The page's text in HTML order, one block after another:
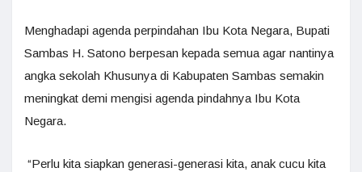
Menghadapi agenda perpindahan Ibu Kota Negara, Bupati
Sambas H. Satono berpesan kepada semua agar nantinya
angka sekolah Khusunya di Kabupaten Sambas semakin
meningkat demi mengisi agenda pindahnya Ibu Kota
Negara.
“Perlu kita siapkan generasi-generasi kita, anak cucu kita